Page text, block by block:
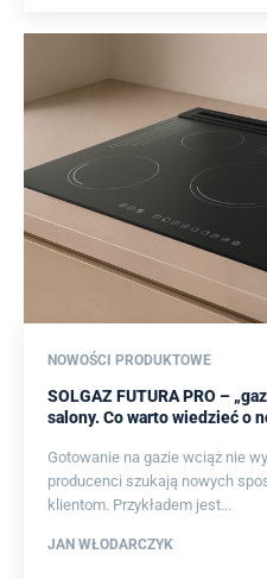
NOWOŚCI PRODUKTOWE
SOLGAZ FUTURA PRO –
salony. Co warto wiedzieć o
Gotowanie na gazie wciąż nie
producenci szukają nowych
klientom. Przykładem jest...
JAN WŁODARCZYK